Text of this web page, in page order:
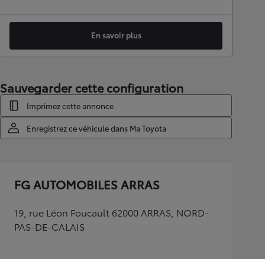
En savoir plus
Sauvegarder cette configuration
Imprimez cette annonce
Enregistrez ce véhicule dans Ma Toyota
FG AUTOMOBILES ARRAS
19, rue Léon Foucault 62000 ARRAS, NORD-
PAS-DE-CALAIS